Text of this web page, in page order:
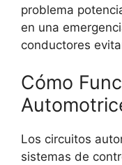
problema
en una
conductores
Cómo
Los circuitos
sistemas de